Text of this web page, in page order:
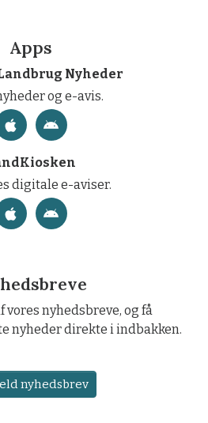
Apps
Nyheder
og e-avis.
digitale e-aviser.
vores nyhedsbreve, og få
nyheder direkte i indbakken.
nyhedsbrev